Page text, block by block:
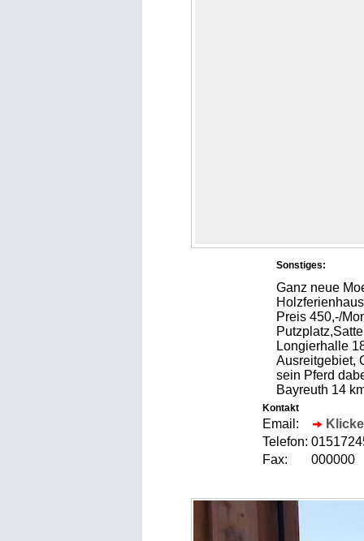
Sonstiges:
Ganz neue
Preis 450,-/
Longierhalle
Ausreitgebiet,
sein Pferd
Bayreuth 14
Kontakt
Email:
Telefon:
Fax:
000000